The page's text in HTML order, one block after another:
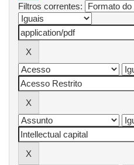
Filtros correntes: